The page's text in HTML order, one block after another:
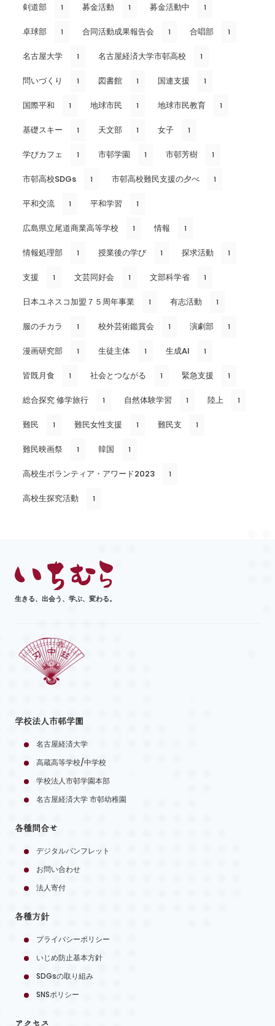
剣道部 1 募金活動 1 募金活動中 1
卓球部 1 合同活動成果報告会 1 合唱部 1
名古屋大学 1 名古屋経済大学市邨高校 1
問いづくり 1 図書館 1 国連支援 1
国際平和 1 地球市民 1 地球市民教育 1
基礎スキー 1 天文部 1 女子 1
学びカフェ 1 市邨学園 1 市邨芳樹 1
市邨高校SDGs 1 市邨高校難民支援の夕べ 1
平和交流 1 平和学習 1
広島県立尾道商業高等学校 1 情報 1
情報処理部 1 授業後の学び 1 探求活動 1
支援 1 文芸同好会 1 文部科学省 1
日本ユネスコ加盟７５周年事業 1 有志活動 1
服のチカラ 1 校外芸術鑑賞会 1 演劇部 1
漫画研究部 1 生徒主体 1 生成AI 1
皆既月食 1 社会とつながる 1 緊急支援 1
総合探究 修学旅行 1 自然体験学習 1 陸上 1
難民 1 難民女性支援 1 難民支 1
難民映画祭 1 韓国 1
高校生ボランティア・アワード2023 1
高校生探究活動 1
生きる、出会う、学ぶ、変わる。
学校法人市邨学園
名古屋経済大学
高蔵高等学校/中学校
学校法人市邨学園本部
名古屋経済大学 市邨幼稚園
各種問合せ
デジタルパンフレット
お問い合わせ
法人寄付
各種方針
プライバシーポリシー
いじめ防止基本方針
SDGsの取り組み
SNSポリシー
アクセス